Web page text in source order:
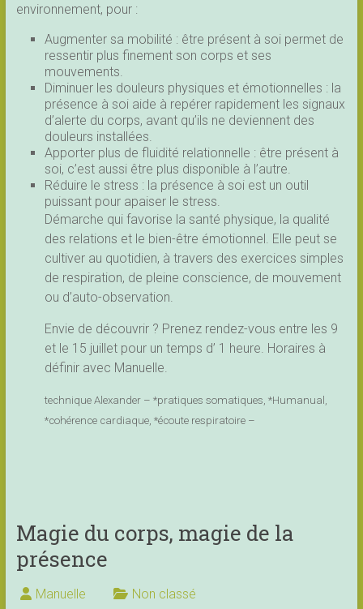
environnement, pour :
Augmenter sa mobilité : être présent à soi permet de
ressentir plus finement son corps et ses
mouvements.
Diminuer les douleurs physiques et émotionnelles : la
présence à soi aide à repérer rapidement les signaux
d’alerte du corps, avant qu’ils ne deviennent des
douleurs installées.
Apporter plus de fluidité relationnelle : être présent à
soi, c’est aussi être plus disponible à l’autre.
Réduire le stress : la présence à soi est un outil
puissant pour apaiser le stress.
Démarche qui favorise la santé physique, la qualité
des relations et le bien-être émotionnel. Elle peut se
cultiver au quotidien, à travers des exercices simples
de respiration, de pleine conscience, de mouvement
ou d’auto-observation.
Envie de découvrir ? Prenez rendez-vous entre les 9
et le 15 juillet pour un temps d’ 1 heure. Horaires à
définir avec Manuelle.
technique Alexander – *pratiques somatiques, *Humanual,
*cohérence cardiaque, *écoute respiratoire –
Magie du corps, magie de la
présence
Manuelle Non classé